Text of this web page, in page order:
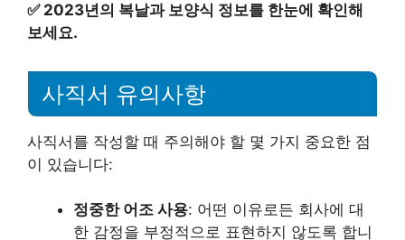
✅ 2023년의 복날과 보양식 정보를 한눈에 확인해
보세요.
사직서 유의사항
사직서를 작성할 때 주의해야 할 몇 가지 중요한 점
이 있습니다:
정중한 어조 사용: 어떤 이유로든 회사에 대
한 감정을 부정적으로 표현하지 않도록 합니